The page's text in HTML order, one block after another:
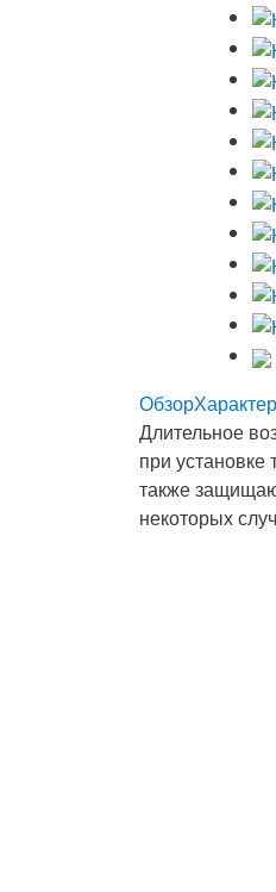
Обзор
Длительное
при
также
некоторых